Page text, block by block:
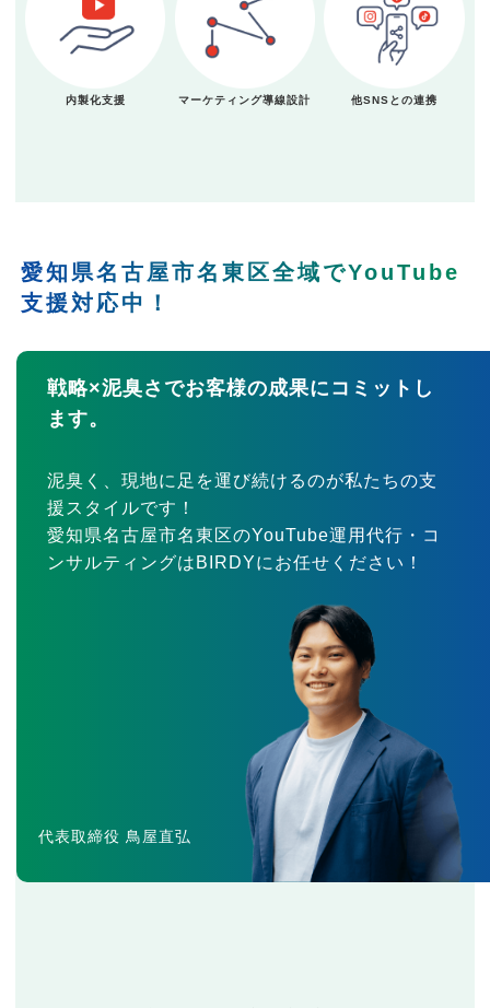
内製化支援 マーケティング導線設計 他SNSとの連携
愛知県名古屋市名東区全域でYouTube
支援対応中！
戦略×泥臭さでお客様の成果にコミットし
ます。
泥臭く、現地に足を運び続けるのが私たちの支
援スタイルです！
愛知県名古屋市名東区のYouTube運用代行・コ
ンサルティングはBIRDYにお任せください！
代表取締役 鳥屋直弘